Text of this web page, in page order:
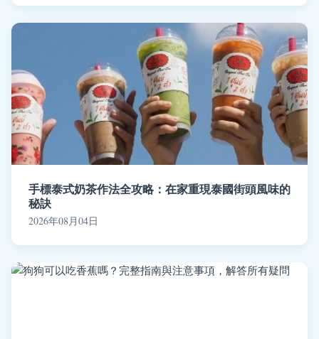
手標泰式奶茶作法全攻略：在家重現泰國街頭風味的
秘訣
2026年08月04日